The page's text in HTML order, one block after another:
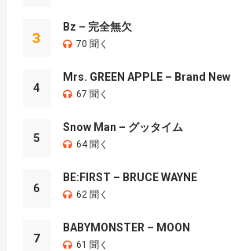
3
Bz – 完全無欠
70 聞く
4
Mrs. GREEN APPLE – Brand New
67 聞く
5
Snow Man – グッタイム
64 聞く
6
BE:FIRST – BRUCE WAYNE
62 聞く
7
BABYMONSTER – MOON
61 聞く